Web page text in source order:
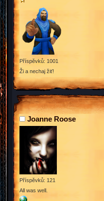
Příspěvků: 1001
Ži a nechaj žiť!
Joanne Roose
Příspěvků: 121
All was well.